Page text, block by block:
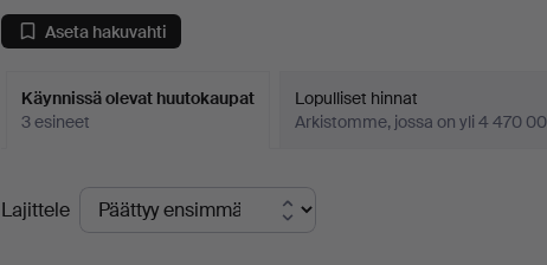
Aseta hakuvahti
Käynnissä olevat huutokaupat
3 esineet
Lopulliset hinnat
Arkistomme, jossa on yli 4 470
Käynnissä
olevat
Lajittele